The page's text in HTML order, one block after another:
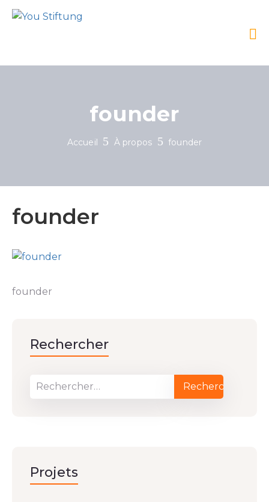
founder
Accueil À propos founder
founder
founder
Rechercher
Projets